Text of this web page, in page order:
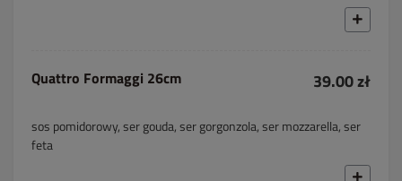
Quattro Formaggi 26cm 39.00 zł
sos pomidorowy, ser gouda, ser gorgonzola, ser mozzarella, ser
feta